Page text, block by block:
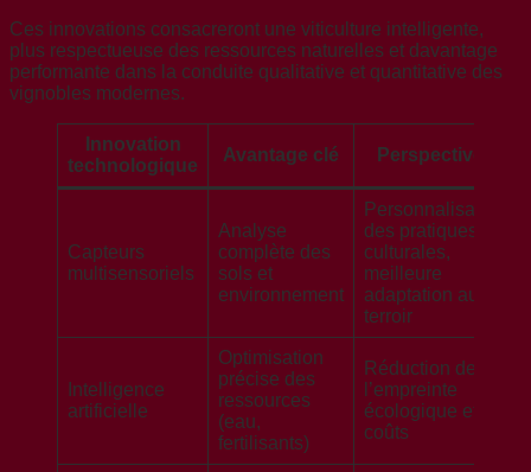
Ces innovations consacreront une viticulture intelligente,
plus respectueuse des ressources naturelles et davantage
performante dans la conduite qualitative et quantitative des
vignobles modernes.
Innovation
technologique
Avantage clé Perspectives
Capteurs
multisensoriels
Analyse
complète des
sols et
environnement
Personnalisation
des pratiques
culturales,
meilleure
adaptation au
terroir
Intelligence
artificielle
Optimisation
précise des
ressources
(eau,
fertilisants)
Réduction de
l’empreinte
écologique et
coûts